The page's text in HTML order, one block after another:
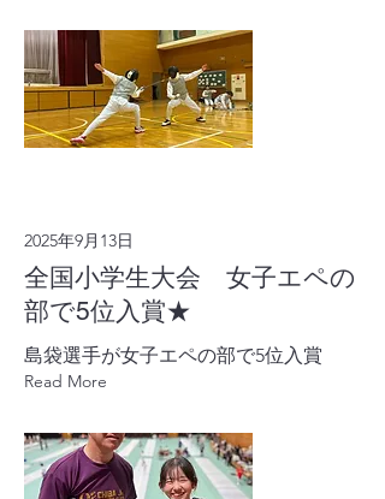
2025年9月13日
全国小学生大会 女子エペの
部で5位入賞★
島袋選手が女子エペの部で5位入賞
Read More